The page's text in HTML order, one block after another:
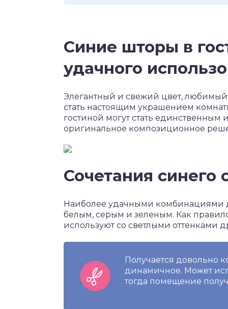
Синие шторы в
удачного
Элегантный и свежий цвет, любимый
стать настоящим украшением
гостиной могут стать
оригинальное композиционное
Сочетания синего
Наиболее удачными комбинациями
белым, серым и зеленым. Как
используют со светлыми оттенками
Получается довольно
динамичное. Может
тогда помещение